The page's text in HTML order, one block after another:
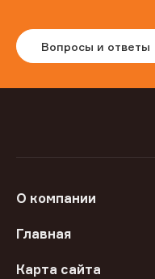
Вопросы и ответы
О компании
Главная
Карта сайта